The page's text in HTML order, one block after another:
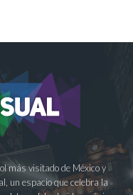
más visitado de México y
un espacio que celebra la